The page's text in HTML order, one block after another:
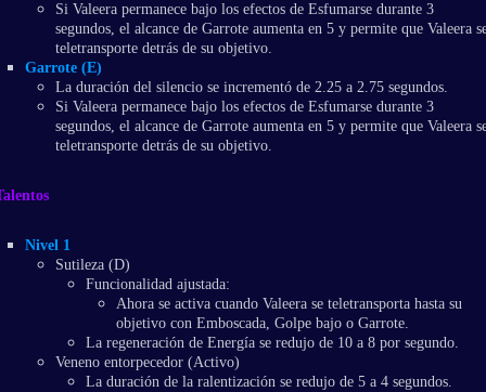
Si Valeera permanece bajo los efectos de Esfumarse durante 3
segundos, el alcance de Garrote aumenta en 5 y permite que Valeera
teletransporte detrás de su objetivo.
Garrote (E)
La duración del silencio se incrementó de 2.25 a 2.75 segundos.
Si Valeera permanece bajo los efectos de Esfumarse durante 3
segundos, el alcance de Garrote aumenta en 5 y permite que Valeera
teletransporte detrás de su objetivo.
Nivel 1
Sutileza (D)
Funcionalidad ajustada:
Ahora se activa cuando Valeera se teletransporta hasta su
objetivo con Emboscada, Golpe bajo o Garrote.
La regeneración de Energía se redujo de 10 a 8 por segundo.
Veneno entorpecedor (Activo)
La duración de la ralentización se redujo de 5 a 4 segundos.